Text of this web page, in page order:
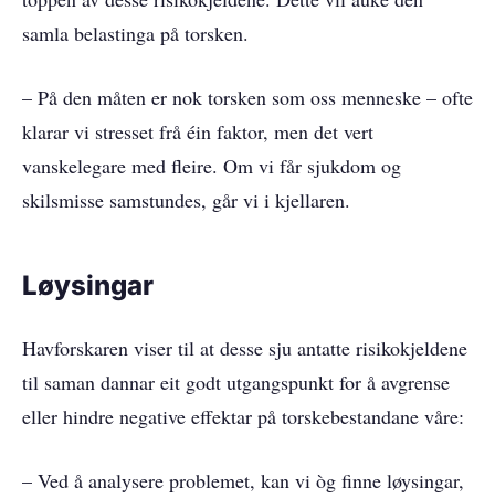
samla belastinga på torsken.
– På den måten er nok torsken som oss menneske – ofte
klarar vi stresset frå éin faktor, men det vert
vanskelegare med fleire. Om vi får sjukdom og
skilsmisse samstundes, går vi i kjellaren.
Løysingar
Havforskaren viser til at desse sju antatte risikokjeldene
til saman dannar eit godt utgangspunkt for å avgrense
eller hindre negative effektar på torskebestandane våre:
– Ved å analysere problemet, kan vi òg finne løysingar,